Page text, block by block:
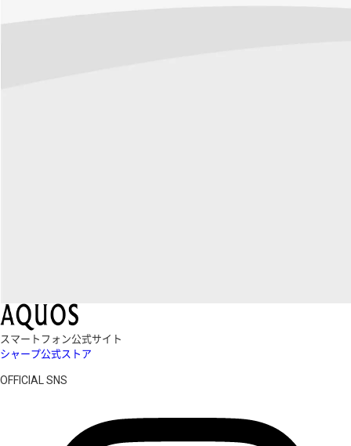
スマートフォン公式サイト
シャープ公式ストア
OFFICIAL SNS